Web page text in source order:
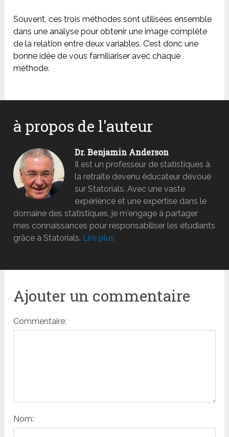
Souvent, ces trois méthodes sont utilisées ensemble
dans une analyse pour obtenir une image complète
de la relation entre deux variables. C’est donc une
bonne idée de vous familiariser avec chaque
méthode.
à propos de l'auteur
Dr. Benjamin Anderson
Il est un professeur de statistiques à
la retraite devenu éducateur dévoué
sur Statorials. Avec une vaste
expérience et une expertise dans le
domaine des statistiques, je m'engage à partager
mes connaissances pour responsabiliser les étudiants
grâce à Statorials. Lire plus
Ajouter un commentaire
Commentaire:
Nom: